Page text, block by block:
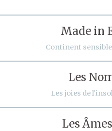
Made in
Continent
Les
Les joies de
Les